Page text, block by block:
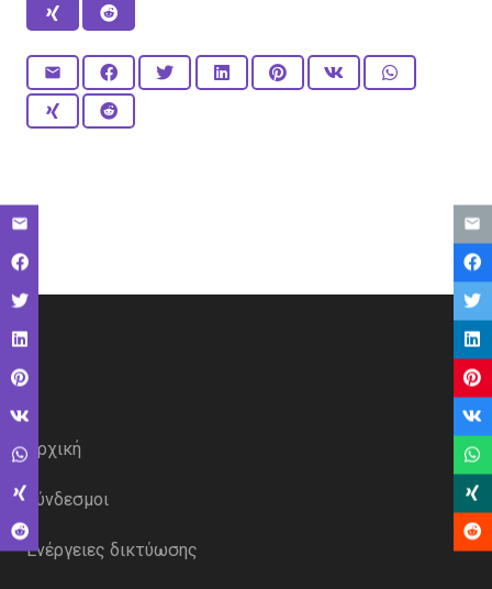
Αρχική
Σύνδεσμοι
Ενέργειες δικτύωσης